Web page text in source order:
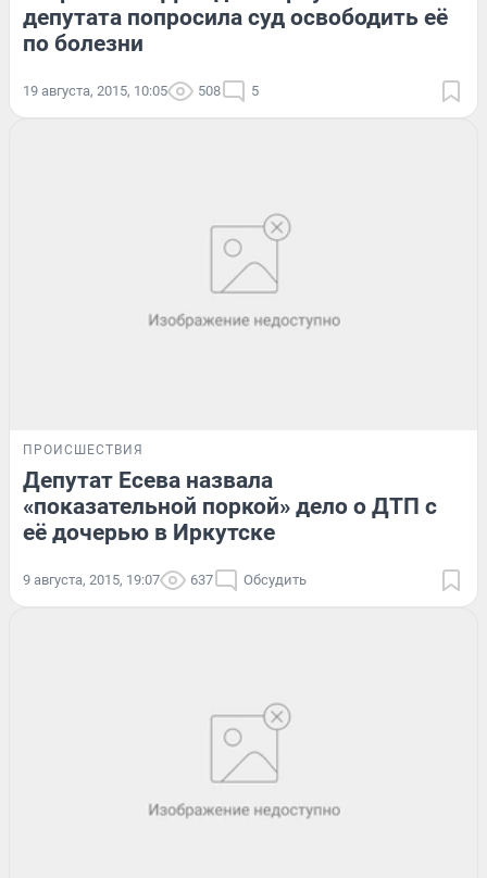
депутата попросила суд освободить её
по болезни
19 августа, 2015, 10:05 508 5
ПРОИСШЕСТВИЯ
Депутат Есева назвала
«показательной поркой» дело о ДТП с
её дочерью в Иркутске
9 августа, 2015, 19:07 637 Обсудить